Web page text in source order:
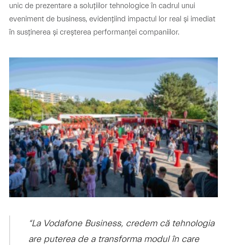
unic de prezentare a soluțiilor tehnologice în cadrul unui
eveniment de business, evidențiind impactul lor real și imediat
în susținerea și creșterea performanței companiilor.
“La Vodafone Business, credem că tehnologia
are puterea de a transforma modul în care